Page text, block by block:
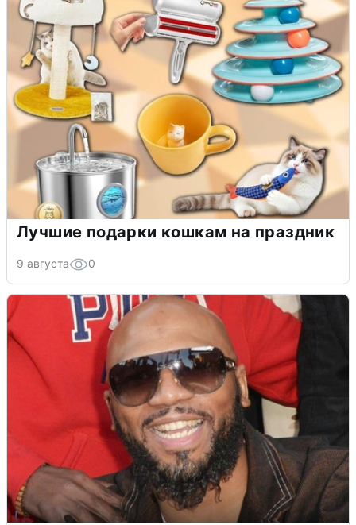
Лучшие подарки кошкам на праздник
9 августа 0